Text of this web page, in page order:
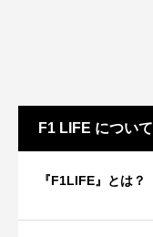
F1 LIFE について
『F1LIFE』とは？